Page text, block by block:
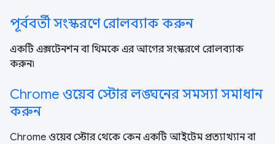
পূর্ববর্তী সংস্করণে রোলব্যাক করুন
একটি এক্সটেনশন বা থিমকে এর আগের সংস্করণে রোলব্যাক
করুন৷
Chrome ওয়েব স্টোর লঙ্ঘনের সমস্যা সমাধান
করুন
Chrome ওয়েব স্টোর থেকে কেন একটি আইটেম প্রত্যাখ্যান বা